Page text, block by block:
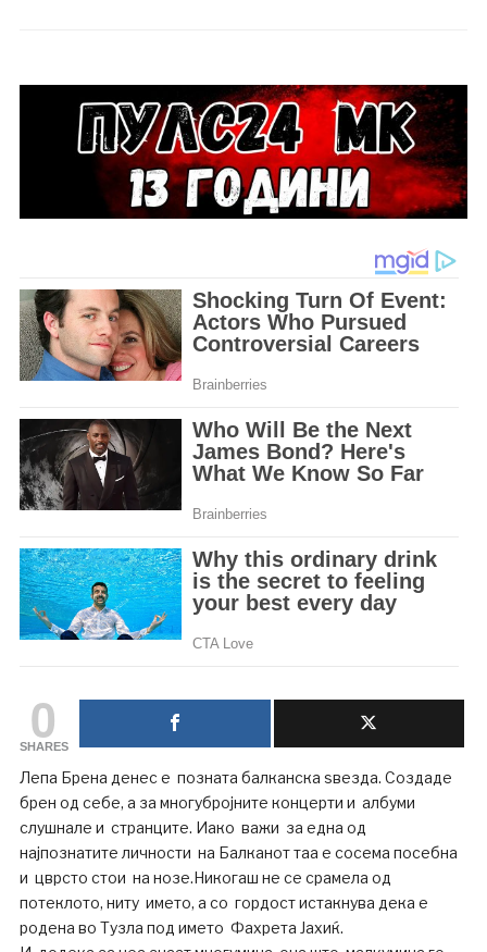
0
SHARES
Лепа Брена денес е позната балканска ѕвезда. Создаде
брен од себе, а за многубројните концерти и албуми
слушнале и странците. Иако важи за една од
најпознатите личности на Балканот таа е сосема посебна
и цврсто стои на нозе.Никогаш не се срамела од
потеклото, ниту името, а со гордост истакнува дека е
родена во Тузла под името Фахрета Јахиќ.